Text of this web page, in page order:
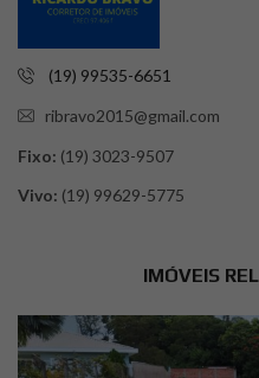
(19) 99535-6651
ribravo2015@gmail.com
Fixo: (19) 3023-9507
Vivo: (19) 99629-5775
IMÓVEIS